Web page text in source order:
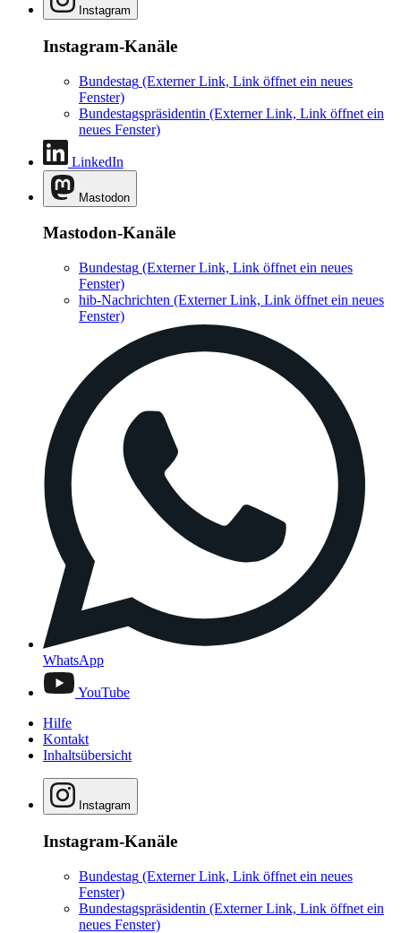
Instagram
Instagram-Kanäle
Bundestag (Externer Link, Link öffnet ein neues
Fenster)
Bundestagspräsidentin (Externer Link, Link öffnet ein
neues Fenster)
LinkedIn
Mastodon
Mastodon-Kanäle
Bundestag (Externer Link, Link öffnet ein neues
Fenster)
hib-Nachrichten (Externer Link, Link öffnet ein neues
Fenster)
WhatsApp
YouTube
Hilfe
Kontakt
Inhaltsübersicht
Instagram
Instagram-Kanäle
Bundestag (Externer Link, Link öffnet ein neues
Fenster)
Bundestagspräsidentin (Externer Link, Link öffnet ein
neues Fenster)